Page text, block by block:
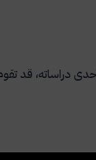
دراساته، قد